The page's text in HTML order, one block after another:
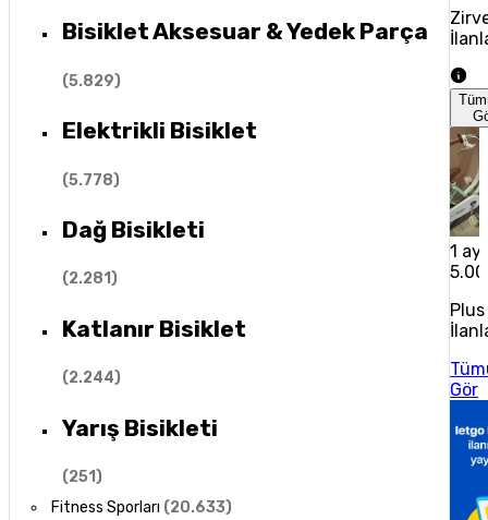
Bisiklet Aksesuar & Yedek Parça
(5.829)
Elektrikli Bisiklet
(5.778)
Dağ Bisikleti
(2.281)
Katlanır Bisiklet
(2.244)
Yarış Bisikleti
(251)
Fitness Sporları (20.633)
1
Plus
Gör